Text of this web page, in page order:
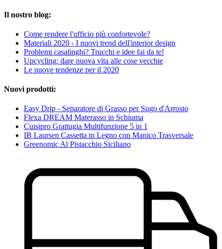
Il nostro blog:
Come rendere l'ufficio più confortevole?
Materiali 2020 - I nuovi trend dell'interior design
Problemi casalinghi? Trucchi e idee fai da te!
Upcycling: dare nuova vita alle cose vecchie
Le nuove tendenze per il 2020
Nuovi prodotti:
Easy Drip - Separatore di Grasso per Sugo d'Arrosto
Flexa DREAM Materasso in Schiuma
Cuisipro Grattugia Multifunzione 5 in 1
IB Laursen Cassetta in Legno con Manico Trasversale
Greenomic Al Pistacchio Siciliano